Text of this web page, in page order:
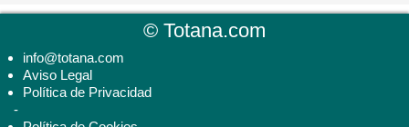
© Totana.com
info@totana.com
Aviso Legal
Política de Privacidad
-